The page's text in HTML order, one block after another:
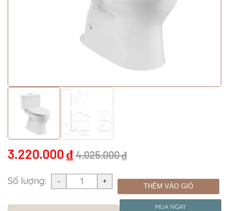
3.220.000 ₫ 4.025.000₫
Số lượng: THÊM VÀO GIỎ
MUA NGAY